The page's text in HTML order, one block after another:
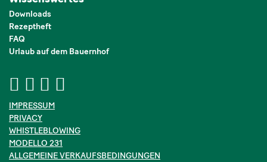
Downloads
Rezeptheft
FAQ
Urlaub auf dem Bauernhof
IMPRESSUM
PRIVACY
WHISTLEBLOWING
MODELLO 231
ALLGEMEINE VERKAUFSBEDINGUNGEN